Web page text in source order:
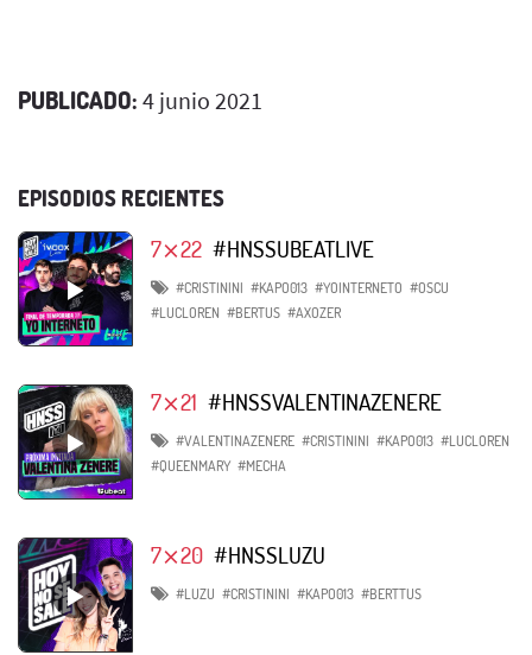
PUBLICADO: 4 junio 2021
EPISODIOS RECIENTES
7⨯22 #HNSSUBEATLIVE
#CRISTININI #KAPO013 #YOINTERNETO #OSCU
#LUCLOREN #BERTUS #AXOZER
7⨯21 #HNSSVALENTINAZENERE
#VALENTINAZENERE #CRISTININI #KAPO013 #LUCLOREN
#QUEENMARY #MECHA
7⨯20 #HNSSLUZU
#LUZU #CRISTININI #KAPO013 #BERTTUS